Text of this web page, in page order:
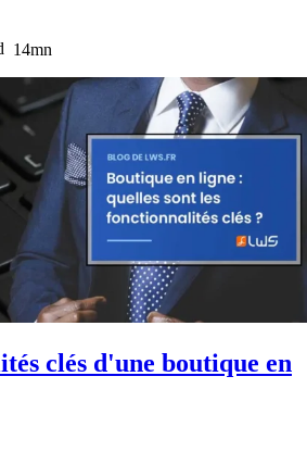
14mn
clés d'une boutique en